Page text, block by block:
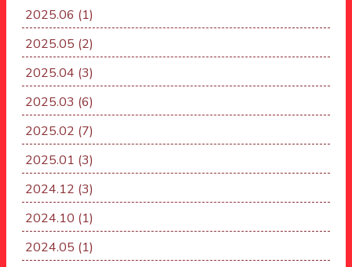
2025.06 (1)
2025.05 (2)
2025.04 (3)
2025.03 (6)
2025.02 (7)
2025.01 (3)
2024.12 (3)
2024.10 (1)
2024.05 (1)